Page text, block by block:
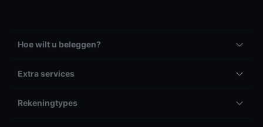
Hoe wilt u beleggen?
Extra services
Rekeningtypes